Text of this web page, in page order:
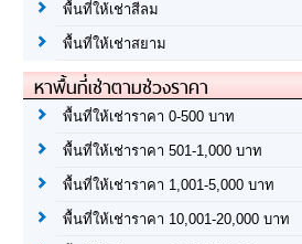
พื้นที่ให้เช่าสีลม
พื้นที่ให้เช่าสยาม
หาพื้นที่เช่าตามช่วงราคา
พื้นที่ให้เช่าราคา 0-500 บาท
พื้นที่ให้เช่าราคา 501-1,000 บาท
พื้นที่ให้เช่าราคา 1,001-5,000 บาท
พื้นที่ให้เช่าราคา 10,001-20,000 บาท